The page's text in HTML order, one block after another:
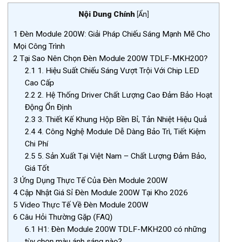
Nội Dung Chính [Ẩn]
1 Đèn Module 200W: Giải Pháp Chiếu Sáng Mạnh Mẽ Cho
Mọi Công Trình
2 Tại Sao Nên Chọn Đèn Module 200W TDLF-MKH200?
2.1 1. Hiệu Suất Chiếu Sáng Vượt Trội Với Chip LED
Cao Cấp
2.2 2. Hệ Thống Driver Chất Lượng Cao Đảm Bảo Hoạt
Động Ổn Định
2.3 3. Thiết Kế Khung Hộp Bền Bỉ, Tản Nhiệt Hiệu Quả
2.4 4. Công Nghệ Module Dễ Dàng Bảo Trì, Tiết Kiệm
Chi Phí
2.5 5. Sản Xuất Tại Việt Nam – Chất Lượng Đảm Bảo,
Giá Tốt
3 Ứng Dụng Thực Tế Của Đèn Module 200W
4 Cập Nhật Giá Sỉ Đèn Module 200W Tại Kho 2026
5 Video Thực Tế Về Đèn Module 200W
6 Câu Hỏi Thường Gặp (FAQ)
6.1 H1: Đèn Module 200W TDLF-MKH200 có những